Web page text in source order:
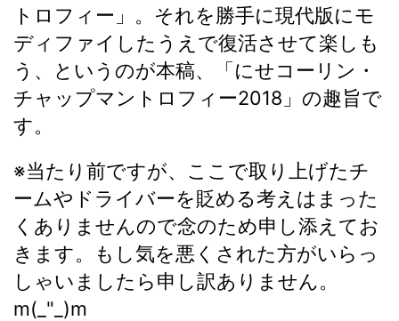
トロフィー」。それを勝手に現代版にモ
ディファイしたうえで復活させて楽しも
う、というのが本稿、「にせコーリン・
チャップマントロフィー2018」の趣旨で
す。
※当たり前ですが、 ここで取り上げたチ
ームやドライバーを貶める考えはまった
くありませんので念のため申し添えてお
きます。もし気を悪くされた方がいらっ
しゃいましたら申し訳ありません。
m(_"_)m